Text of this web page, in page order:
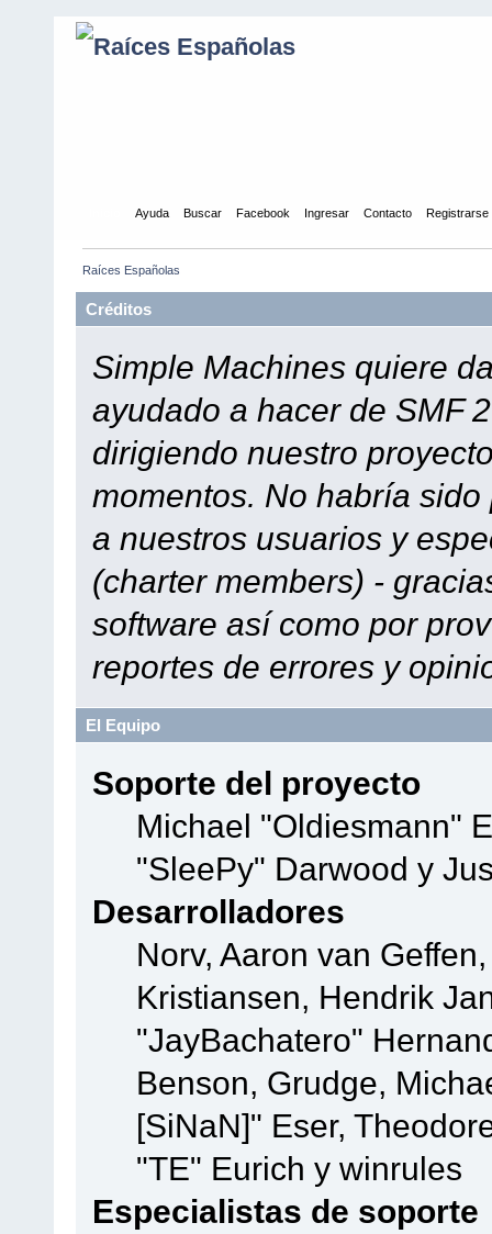
Ayuda Buscar Facebook Ingresar Contacto Registrarse
Raíces Españolas
Créditos
Simple Machines quiere
ayudado a hacer de SMF
dirigiendo nuestro
momentos. No habría
a nuestros usuarios y
(charter members) -
software así como por
reportes de errores y
El Equipo
Soporte del proyecto
Michael "Oldiesmann"
"SleePy" Darwood y
Desarrolladores
Norv, Aaron van
Kristiansen, Hendrik
"JayBachatero"
Benson, Grudge,
[SiNaN]" Eser,
"TE" Eurich y winrules
Especialistas de soporte